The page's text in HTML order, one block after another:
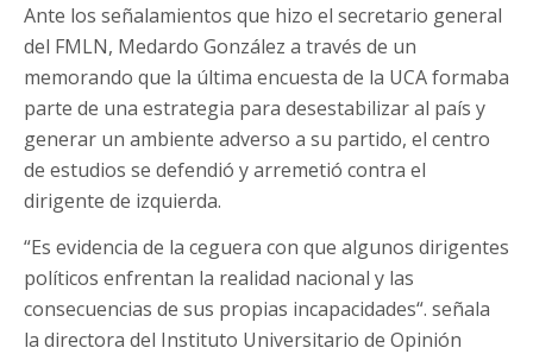
Ante los señalamientos que hizo el secretario general
del FMLN, Medardo González a través de un
memorando que la última encuesta de la UCA formaba
parte de una estrategia para desestabilizar al país y
generar un ambiente adverso a su partido, el centro
de estudios se defendió y arremetió contra el
dirigente de izquierda.
“Es evidencia de la ceguera con que algunos dirigentes
políticos enfrentan la realidad nacional y las
consecuencias de sus propias incapacidades“. señala
la directora del Instituto Universitario de Opinión